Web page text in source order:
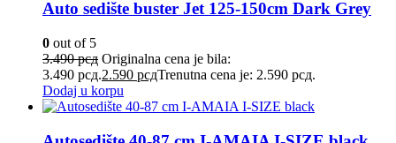
Auto sedište buster Jet 125-150cm Dark Grey
0 out of 5
3.490рсд Originalna cena je bila:
3.490 рсд.2.590 рсдTrenutna cena je: 2.590 рсд.
Dodaj u korpu